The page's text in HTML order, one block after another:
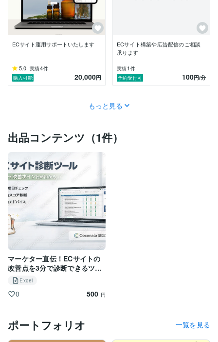
ECサイト運用サポートいたします
5.0 実績4件
購入可能
20,000円
ECサイト構築や広告配信のご相談
承ります
実績1 件
予約受付可
100円/分
もっと見る
出品コンテンツ（1件）
マーケター直伝！ECサイトの
改善点を3分で診断できるツー
ルを提供します。
Excel
0 500 円
ポートフォリオ 一覧を見る